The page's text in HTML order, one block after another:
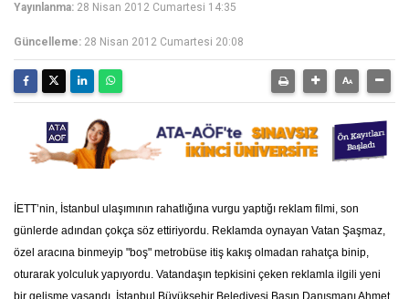
Yayınlanma: 28 Nisan 2012 Cumartesi 14:35
Güncelleme: 28 Nisan 2012 Cumartesi 20:08
İETT’nin, İstanbul ulaşımının rahatlığına vurgu yaptığı reklam filmi, son
günlerde adından çokça söz ettiriyordu. Reklamda oynayan Vatan Şaşmaz,
özel aracına binmeyip "boş" metrobüse itiş kakış olmadan rahatça binip,
oturarak yolculuk yapıyordu. Vatandaşın tepkisini çeken reklamla ilgili yeni
bir gelişme yaşandı. İstanbul Büyükşehir Belediyesi Basın Danışmanı Ahmet